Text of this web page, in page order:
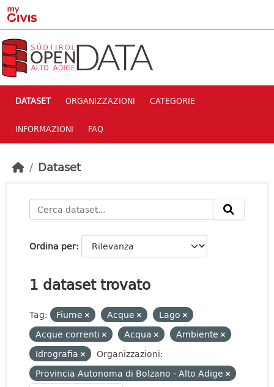
Skip to main content
DATASET ORGANIZZAZIONI CATEGORIE
INFORMAZIONI FAQ
Dataset
Ordina per
1 dataset trovato
Tag: Fiume Acque
Lago
Acque correnti
Acqua
Ambiente
Idrografia
Organizzazioni:
Provincia Autonoma di Bolzano - Alto Adige